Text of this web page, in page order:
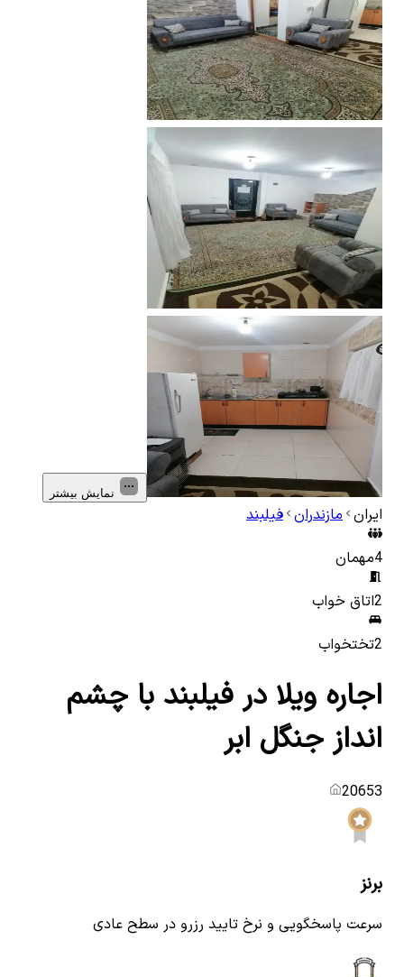
نمایش بیشتر
ایران مازندران فیلبند
4مهمان
2اتاق خواب
2تختخواب
اجاره ویلا در فیلبند با چشم
انداز جنگل ابر
20653
برنز
سرعت پاسخگویی و نرخ تایید رزرو در سطح عادی